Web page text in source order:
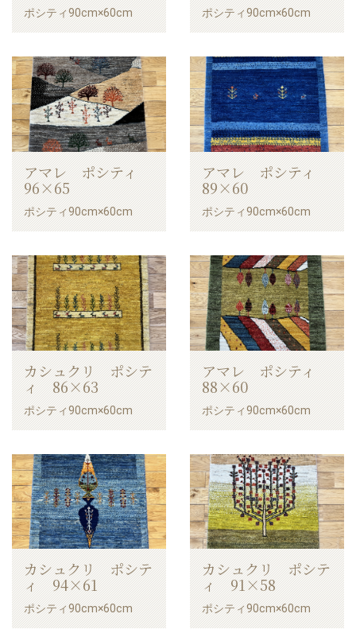
ポシティ90cm×60cm ポシティ90cm×60cm
アマレ ポシティ
96×65
ポシティ90cm×60cm
アマレ ポシティ
89×60
ポシティ90cm×60cm
カシュクリ ポシテ
ィ 86×63
ポシティ90cm×60cm
アマレ ポシティ
88×60
ポシティ90cm×60cm
カシュクリ ポシテ
ィ 94×61
ポシティ90cm×60cm
カシュクリ ポシテ
ィ 91×58
ポシティ90cm×60cm